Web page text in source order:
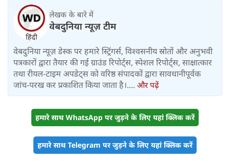
लेखक के बारे में
वेबदुनिया न्यूज़ टीम
वेबदुनिया न्यूज़ डेस्क पर हमारे स्ट्रिंगर्स, विश्वसनीय स्रोतों और अनुभवी
पत्रकारों द्वारा तैयार की गई ग्राउंड रिपोर्ट्स, स्पेशल रिपोर्ट्स, साक्षात्कार
तथा रीयल-टाइम अपडेट्स को वरिष्ठ संपादकों द्वारा सावधानीपूर्वक
जांच-परख कर प्रकाशित किया जाता है।.... और पढ़ें
हमारे साथ WhatsApp पर जुड़ने के लिए यहां क्लिक करें
हमारे साथ Telegram पर जुड़ने के लिए यहां क्लिक करें